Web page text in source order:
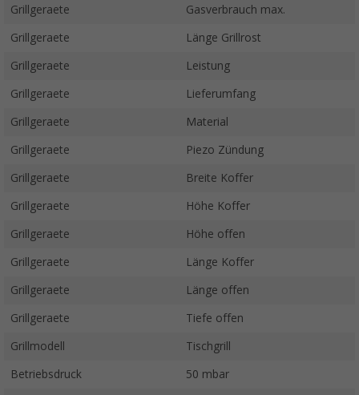
Grillgeraete Gasverbrauch max.
Grillgeraete Länge Grillrost
Grillgeraete Leistung
Grillgeraete Lieferumfang
Grillgeraete Material
Grillgeraete Piezo Zündung
Grillgeraete Breite Koffer
Grillgeraete Höhe Koffer
Grillgeraete Höhe offen
Grillgeraete Länge Koffer
Grillgeraete Länge offen
Grillgeraete Tiefe offen
Grillmodell Tischgrill
Betriebsdruck 50 mbar